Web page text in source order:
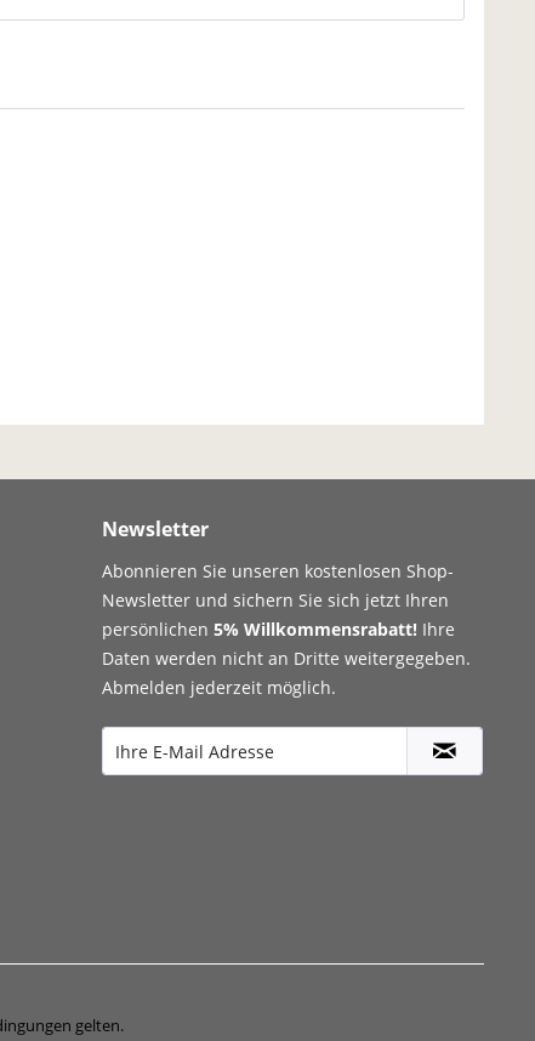
Newsletter
Abonnieren Sie unseren kostenlosen Shop-
Newsletter und sichern Sie sich jetzt Ihren
persönlichen 5% Willkommensrabatt! Ihre
Daten werden nicht an Dritte weitergegeben.
Abmelden jederzeit möglich.
gelten.